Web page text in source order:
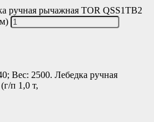
ручная рычажная TOR QSS1TB2
Вес: 2500. Лебедка ручная
п 1,0 т,